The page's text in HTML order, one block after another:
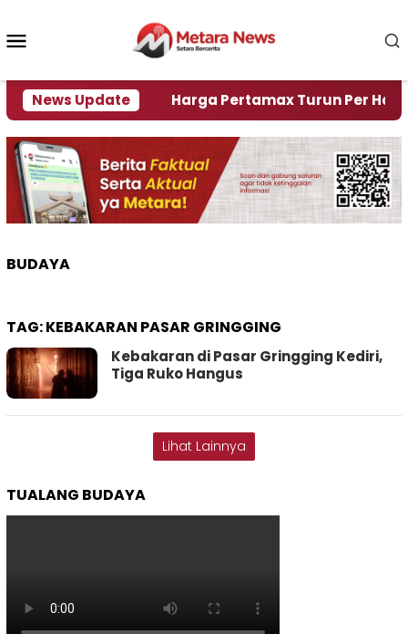
konten
News Update
Krisi Air Harga Pertamax Turun Per Hari Ini,
BUDAYA
TAG:KEBAKARAN PASAR GRINGGING
Kebakaran di Pasar Gringging Kediri,
Tiga Ruko Hangus
Lihat Lainnya
TUALANG BUDAYA